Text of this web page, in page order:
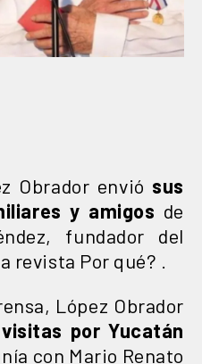
Obrador envió sus
y amigos de
fundador del
revista Por qué? .
López Obrador
visitas por Yucatán
con Mario Renato